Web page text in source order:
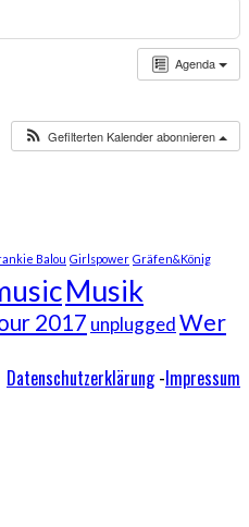
Agenda
Gefilterten Kalender abonnieren
Balou Girlspower Gräfen&König
Musik
2017 unpluggedWer
Datenschutzerklärung-Impressum